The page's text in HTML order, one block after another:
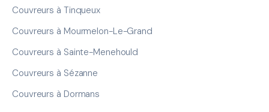
Couvreurs à Tinqueux
Couvreurs à Mourmelon-Le-Grand
Couvreurs à Sainte-Menehould
Couvreurs à Sézanne
Couvreurs à Dormans